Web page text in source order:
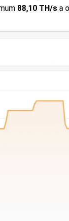
88,10 TH/s a